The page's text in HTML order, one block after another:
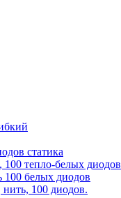
статика
тепло-белых диодов
100 белых диодов
100 диодов.